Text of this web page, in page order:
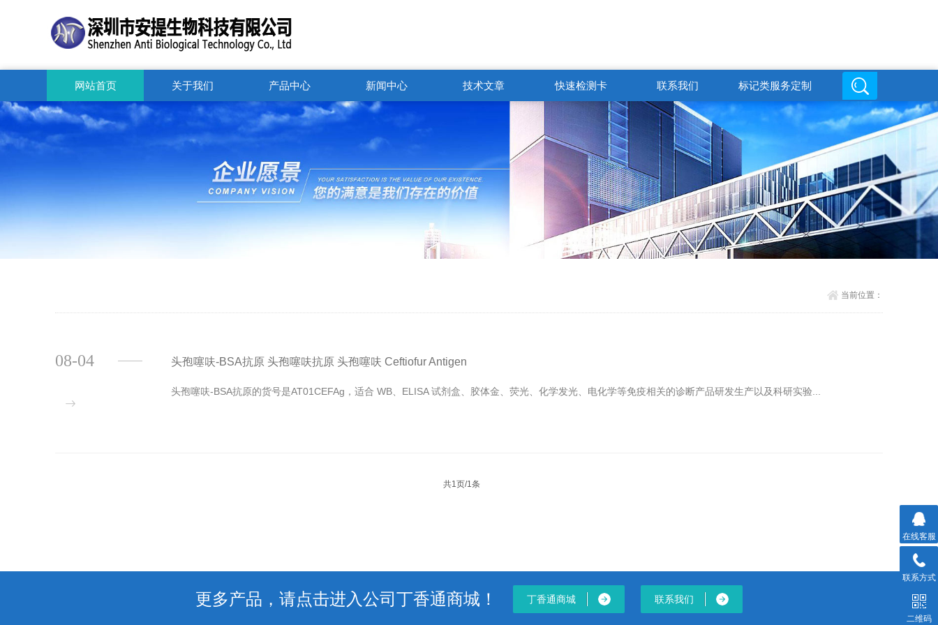
梁18126252361 黄13533564850 技术咨询QQ：3084204316 3084204316@qq.com
QQ客服
3084204316
网站首页 关于我们 产品中心 新闻中心 技术文章 快速检测卡 联系我们 标记类服务定制
当前位置：
头孢噻呋-BSA抗原 头孢噻呋抗原 头孢噻呋 Ceftiofur Antigen
头孢噻呋-BSA抗原的货号是AT01CEFAg，适合 WB、ELISA 试剂盒、胶体金、荧光、化学发光、电化学等免疫相关的诊断产品研发生产以及科研实验...
08-04
共1页/1条
更多产品，请点击进入公司丁香通商城！ 丁香通商城 联系我们
在线客服
联系方式
二维码